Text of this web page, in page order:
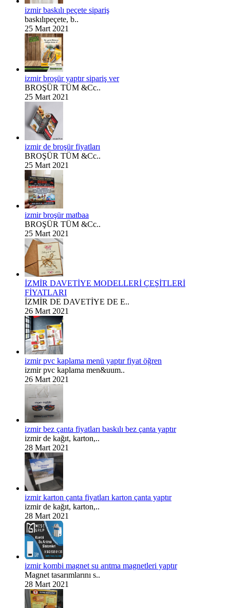
izmir baskılı peçete sipariş
baskılıpeçete, b..
25 Mart 2021
izmir broşür yaptır sipariş ver
BROŞÜR TÜM &Cc..
25 Mart 2021
izmir de broşür fiyatları
BROŞÜR TÜM &Cc..
25 Mart 2021
izmir broşür matbaa
BROŞÜR TÜM &Cc..
25 Mart 2021
İZMİR DAVETİYE MODELLERİ ÇEŞİTLERİ
FİYATLARI
İZMİR DE DAVETİYE DE E..
26 Mart 2021
izmir pvc kaplama menü yaptır fiyat öğren
izmir pvc kaplama men&uum..
26 Mart 2021
izmir bez çanta fiyatları baskılı bez çanta yaptır
izmir de kağıt, karton,..
28 Mart 2021
izmir karton çanta fiyatları karton çanta yaptır
izmir de kağıt, karton,..
28 Mart 2021
izmir kombi magnet su arıtma magnetleri yaptır
Magnet tasarımlarını s..
28 Mart 2021